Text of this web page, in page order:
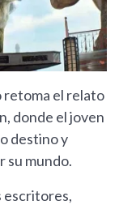
retoma el relato
donde el joven
destino y
su mundo.
escritores,